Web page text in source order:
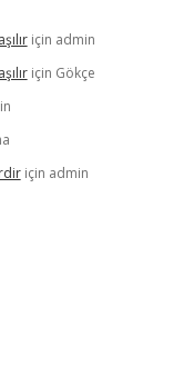
için admin
için Gökçe
için admin